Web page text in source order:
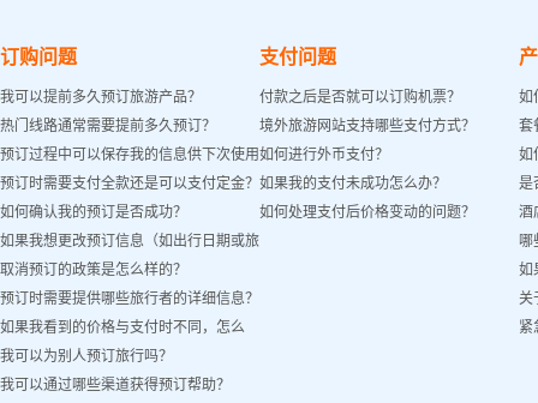
订购问题
我可以提前多久预订旅游产品？
热门线路通常需要提前多久预订？
预订过程中可以保存我的信息供下次使用
吗？
预订时需要支付全款还是可以支付定金？
如何确认我的预订是否成功？
如果我想更改预订信息（如出行日期或旅
客姓名）怎么办？
取消预订的政策是怎么样的？
预订时需要提供哪些旅行者的详细信息？
如果我看到的价格与支付时不同，怎么
办？
我可以为别人预订旅行吗？
我可以通过哪些渠道获得预订帮助？
支付问题
付款之后是否就可以订购机票？
境外旅游网站支持哪些支付方式？
如何进行外币支付？
如果我的支付未成功怎么办？
如何处理支付后价格变动的问题？
如
套
如
是
酒
哪
如
关
紧